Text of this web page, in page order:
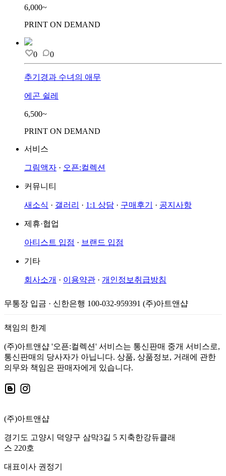
6,000~
PRINT ON DEMAND
0 0
추기경과 수녀의 애무
에곤 쉴레
6,500~
PRINT ON DEMAND
서비스
그림액자 · 오픈:컬렉션
커뮤니티
새소식 · 갤러리 · 1:1 상담 · 구매후기 · 공지사항
제휴·협업
아티스트 입점 · 브랜드 입점
기타
회사소개 · 이용약관 · 개인정보취급방침
무통장 입금 · 신한은행 100-032-959391 (주)아트앤샵
책임의 한계
(주)아트앤샵 '오픈:컬렉션' 서비스는 통신판매 중개 서비스로,
통신판매의 당사자가 아닙니다. 상품, 상품정보, 거래에 관한
의무와 책임은 판매자에게 있습니다.
(주)아트앤샵
경기도 고양시 덕양구 삼막3길 5 지축한강듀클래
스 220호
대표이사 권정기